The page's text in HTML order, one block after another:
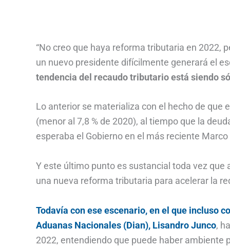
“No creo que haya reforma tributaria en 2022,
un nuevo presidente difícilmente generará el
tendencia del recaudo tributario está siendo
Lo anterior se materializa con el hecho de que
(menor al 7,8 % de 2020), al tiempo que la
esperaba el Gobierno en el más reciente
Y este último punto es sustancial toda vez
una nueva reforma tributaria para acelerar la
Todavía con ese escenario, en el que incluso
Aduanas Nacionales (Dian), Lisandro Junco,
2022, entendiendo que puede haber ambiente